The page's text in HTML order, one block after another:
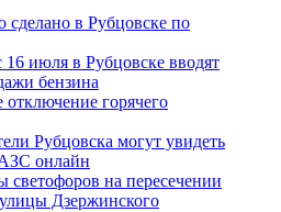
сделано в Рубцовске по
июля в Рубцовске вводят
бензина
горячего
Рубцовска могут увидеть
онлайн
светофоров на пересечении
Дзержинского